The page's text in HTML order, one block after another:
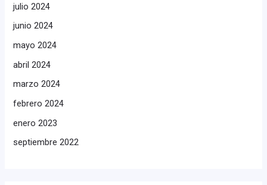
julio 2024
junio 2024
mayo 2024
abril 2024
marzo 2024
febrero 2024
enero 2023
septiembre 2022